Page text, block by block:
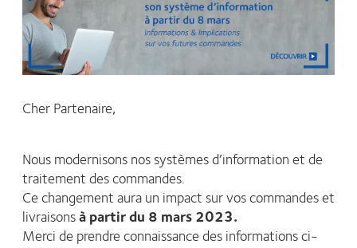
Cher Partenaire,
Nous modernisons nos systèmes d’information et de
traitement des commandes.
Ce changement aura un impact sur vos commandes et
livraisonsà partir du 8 mars 2023.
Merci de prendre connaissance des informations ci-